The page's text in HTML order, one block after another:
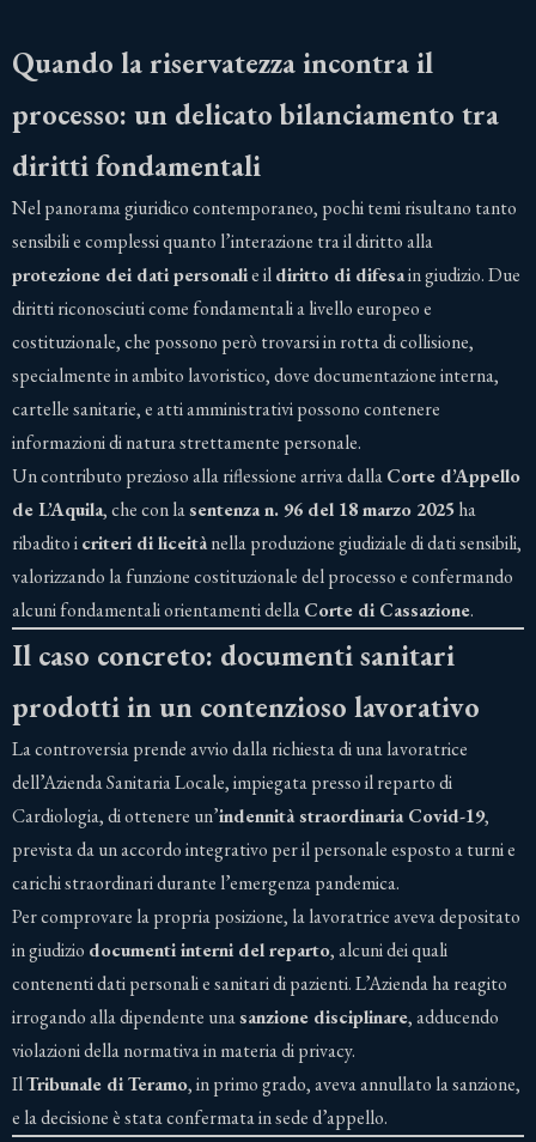
Quando la riservatezza incontra il
processo: un delicato bilanciamento tra
diritti fondamentali
Nel panorama giuridico contemporaneo, pochi temi risultano tanto
sensibili e complessi quanto l’interazione tra il diritto alla
protezione dei dati personalie ildiritto di difesain giudizio. Due
diritti riconosciuti come fondamentali a livello europeo e
costituzionale, che possono però trovarsi in rotta di collisione,
specialmente in ambito lavoristico, dove documentazione interna,
cartelle sanitarie, e atti amministrativi possono contenere
informazioni di natura strettamente personale.
Un contributo prezioso alla riflessione arriva dallaCorte d’Appello
de L’Aquila, che con lasentenza n. 96 del 18 marzo 2025ha
ribadito icriteri di liceitànella produzione giudiziale di dati sensibili,
valorizzando la funzione costituzionale del processo e confermando
alcuni fondamentali orientamenti dellaCorte di Cassazione.
Il caso concreto: documenti sanitari
prodotti in un contenzioso lavorativo
La controversia prende avvio dalla richiesta di una lavoratrice
dell’Azienda Sanitaria Locale, impiegata presso il reparto di
Cardiologia, di ottenere un’indennità straordinaria Covid-19,
prevista da un accordo integrativo per il personale esposto a turni e
carichi straordinari durante l’emergenza pandemica.
Per comprovare la propria posizione, la lavoratrice aveva depositato
in giudizio documenti interni del reparto, alcuni dei quali
contenenti dati personali e sanitari di pazienti. L’Azienda ha reagito
irrogando alla dipendente unasanzione disciplinare, adducendo
violazioni della normativa in materia di privacy.
IlTribunale di Teramo, in primo grado, aveva annullato la sanzione,
e la decisione è stata confermata in sede d’appello.